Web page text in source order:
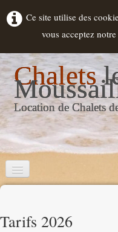
Ce site utilise des
vous acceptez
Chalets
Location de Chalets
Accueil
Tarifs 2026